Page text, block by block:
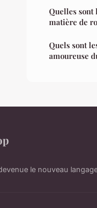
Quelles sont
matière de
Quels sont
amoureuse
le nouveau